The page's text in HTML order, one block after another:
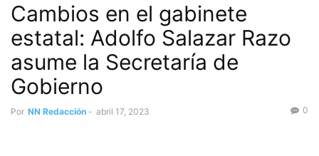
Cambios en el gabinete
estatal: Adolfo Salazar Razo
asume la Secretaría de
Gobierno
Por NN Redacción - abril 17, 2023 0